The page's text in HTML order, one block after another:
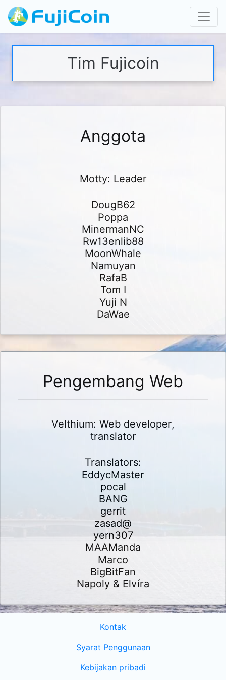
Tim Fujicoin
Anggota
Motty: Leader
DougB62
Poppa
MinermanNC
Rw13enlib88
MoonWhale
Namuyan
RafaB
Tom I
Yuji N
DaWae
Pengembang Web
Velthium: Web developer,
translator
Translators:
EddycMaster
pocal
BANG
gerrit
zasad@
yern307
MAAManda
Marco
BigBitFan
Napoly & Elvíra
Kontak
Syarat Penggunaan
Kebijakan pribadi